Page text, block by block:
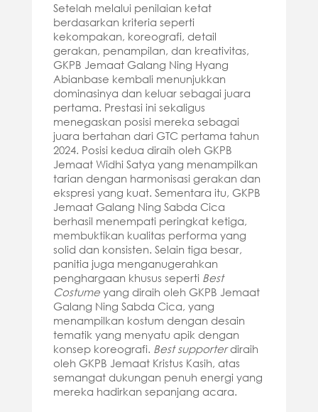
Setelah melalui penilaian ketat
berdasarkan kriteria seperti
kekompakan, koreografi, detail
gerakan, penampilan, dan kreativitas,
GKPB Jemaat Galang Ning Hyang
Abianbase kembali menunjukkan
dominasinya dan keluar sebagai juara
pertama. Prestasi ini sekaligus
menegaskan posisi mereka sebagai
juara bertahan dari GTC pertama tahun
2024. Posisi kedua diraih oleh GKPB
Jemaat Widhi Satya yang menampilkan
tarian dengan harmonisasi gerakan dan
ekspresi yang kuat. Sementara itu, GKPB
Jemaat Galang Ning Sabda Cica
berhasil menempati peringkat ketiga,
membuktikan kualitas performa yang
solid dan konsisten. Selain tiga besar,
panitia juga menganugerahkan
penghargaan khusus seperti Best
Costumeyang diraih oleh GKPB Jemaat
Galang Ning Sabda Cica, yang
menampilkan kostum dengan desain
tematik yang menyatu apik dengan
konsep koreografi. Best supporterdiraih
oleh GKPB Jemaat Kristus Kasih, atas
semangat dukungan penuh energi yang
mereka hadirkan sepanjang acara.